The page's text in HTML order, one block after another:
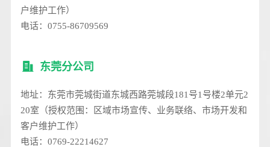
户维护工作）
电话：0755-86709569
东莞分公司
地址：东莞市莞城街道东城西路莞城段181号1号楼2单元2
20室（授权范围：区域市场宣传、业务联络、市场开发和
客户维护工作）
电话：0769-22214627